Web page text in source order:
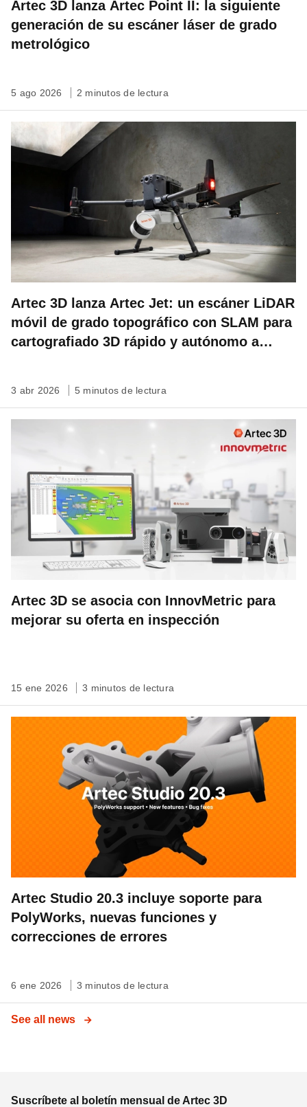
Artec 3D lanza Artec Point II: la siguiente
generación de su escáner láser de grado
metrológico
5 ago 2026 2 minutos de lectura
Artec 3D lanza Artec Jet: un escáner LiDAR
móvil de grado topográfico con SLAM para
cartografiado 3D rápido y autónomo a
3 abr 2026 5 minutos de lectura
Artec 3D se asocia con InnovMetric para
mejorar su oferta en inspección
15 ene 2026 3 minutos de lectura
Artec Studio 20.3 incluye soporte para
PolyWorks, nuevas funciones y
correcciones de errores
6 ene 2026 3 minutos de lectura
See all news
Suscríbete al boletín mensual de Artec 3D